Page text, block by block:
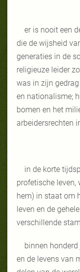
er is nooit een
die de wijsheid
generaties in de
religieuze leider
was in zijn
en nationalisme;
bomen en het
arbeidersrechten
in de korte
profetische
hem) in staat om
leven en de
verschillende
binnen
en de levens van